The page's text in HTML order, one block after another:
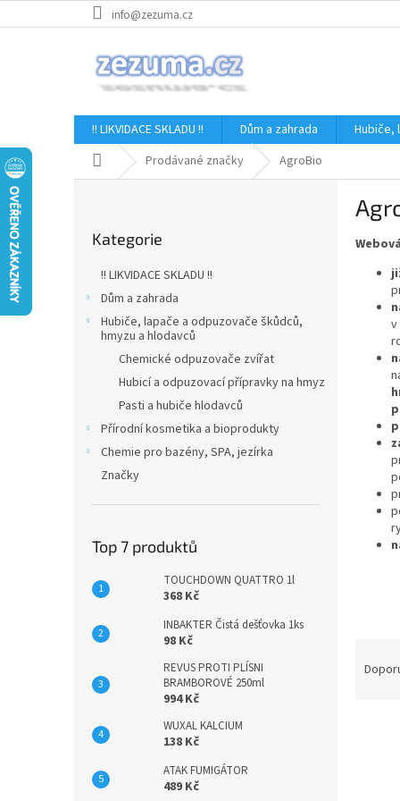
na
info@zezuma.cz
!! LIKVIDACE SKLADU !! Dům a zahrada Hubiče,
Domů Prodávané značky AgroBio
kategorie
Kategorie
!! LIKVIDACE SKLADU !!
Dům a zahrada
Hubiče, lapače a odpuzovače škůdců,
hmyzu a hlodavců
Chemické odpuzovače zvířat
Hubicí a odpuzovací přípravky na hmyz
Pasti a hubiče hlodavců
Přírodní kosmetika a bioprodukty
Chemie pro bazény, SPA, jezírka
Značky
Top 7 produktů
TOUCHDOWN QUATTRO 1l
368 Kč
INBAKTER Čistá dešťovka 1ks
98 Kč
REVUS PROTI PLÍSNI
BRAMBOROVÉ 250ml
994 Kč
WUXAL KALCIUM
138 Kč
ATAK FUMIGÁTOR
489 Kč